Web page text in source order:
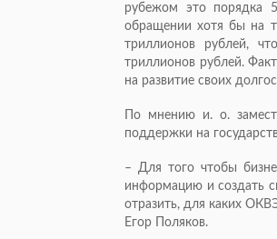
рубежом это порядка
обращении хотя бы на
триллионов рублей,
триллионов рублей.
на развитие своих
По мнению и. о.
поддержки на
– Для того чтобы
информацию и создать
отразить, для каких
Егор Поляков.